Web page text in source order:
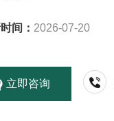
间： 2026-07-20
立即咨询